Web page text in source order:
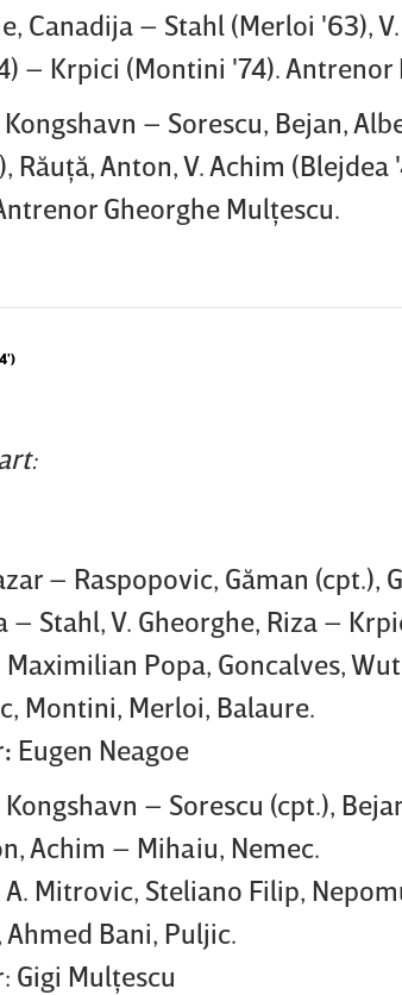
Canadija – Stahl (Merloi '63),
– Krpici (Montini '74). Antrenor
Kongshavn – Sorescu, Bejan,
Răuţă, Anton, V. Achim
Gheorghe Mulţescu.
– Raspopovic, Găman (cpt.),
– Stahl, V. Gheorghe, Riza –
Maximilian Popa, Goncalves,
Montini, Merloi, Balaure.
: Eugen Neagoe
Kongshavn – Sorescu (cpt.),
Achim – Mihaiu, Nemec.
A. Mitrovic, Steliano Filip,
Bani, Puljic.
Gigi Mulţescu